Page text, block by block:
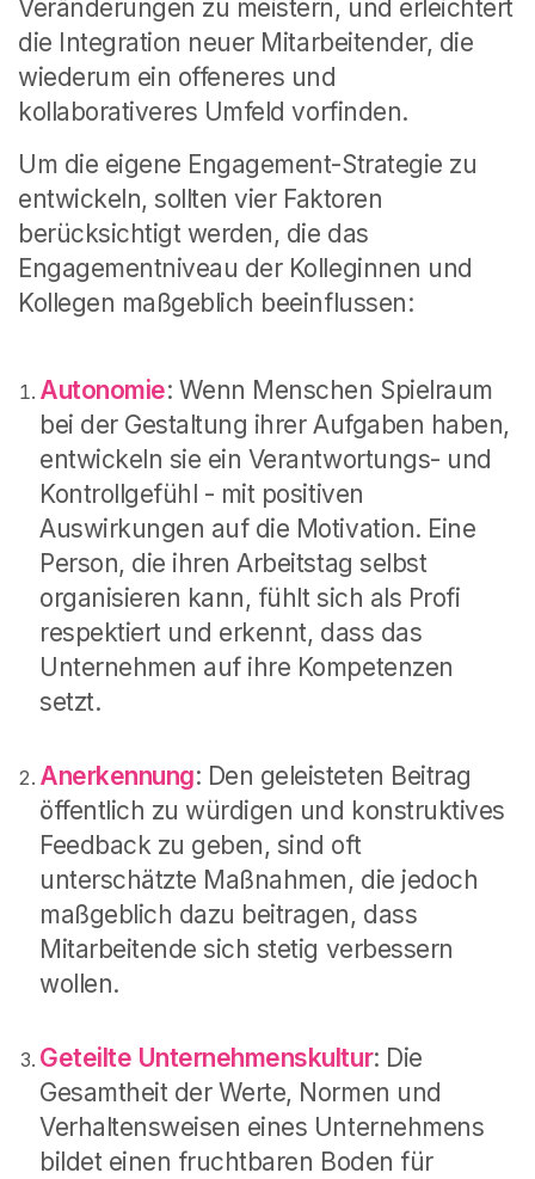
Veränderungen zu meistern, und erleichtert
die Integration neuer Mitarbeitender, die
wiederum ein offeneres und
kollaborativeres Umfeld vorfinden.
Um die eigene Engagement-Strategie zu
entwickeln, sollten vier Faktoren
berücksichtigt werden, die das
Engagementniveau der Kolleginnen und
Kollegen maßgeblich beeinflussen:
Autonomie: Wenn Menschen Spielraum
bei der Gestaltung ihrer Aufgaben haben,
entwickeln sie ein Verantwortungs- und
Kontrollgefühl - mit positiven
Auswirkungen auf die Motivation. Eine
Person, die ihren Arbeitstag selbst
organisieren kann, fühlt sich als Profi
respektiert und erkennt, dass das
Unternehmen auf ihre Kompetenzen
setzt.
Anerkennung: Den geleisteten Beitrag
öffentlich zu würdigen und konstruktives
Feedback zu geben, sind oft
unterschätzte Maßnahmen, die jedoch
maßgeblich dazu beitragen, dass
Mitarbeitende sich stetig verbessern
wollen.
Geteilte Unternehmenskultur: Die
Gesamtheit der Werte, Normen und
Verhaltensweisen eines Unternehmens
bildet einen fruchtbaren Boden für